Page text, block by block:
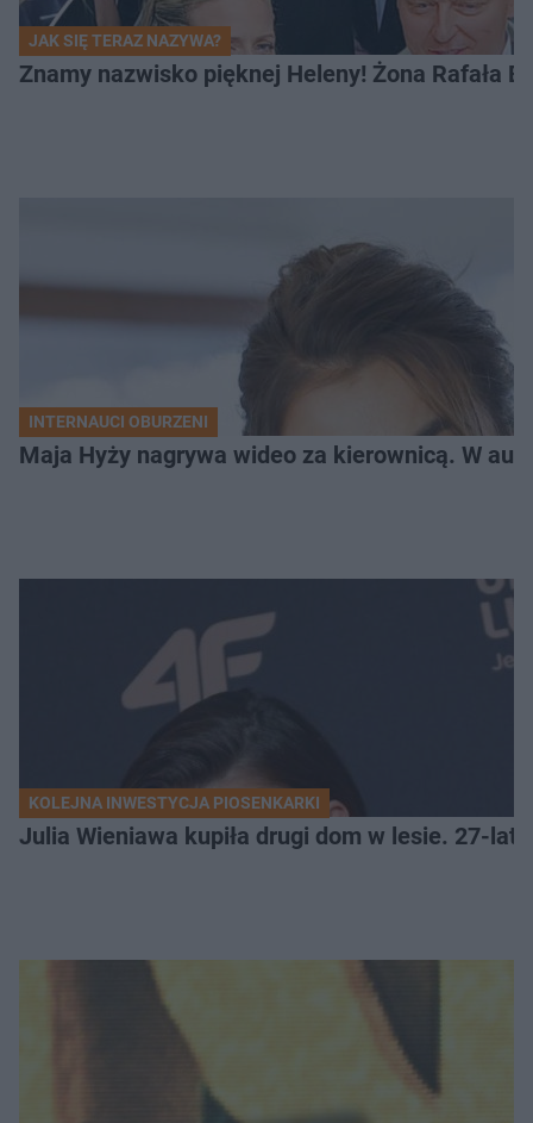
JAK SIĘ TERAZ NAZYWA?
Znamy nazwisko pięknej Heleny! Żona Rafała
INTERNAUCI OBURZENI
Maja Hyży nagrywa wideo za kierownicą. W
KOLEJNA INWESTYCJA PIOSENKARKI
Julia Wieniawa kupiła drugi dom w lesie. 27-